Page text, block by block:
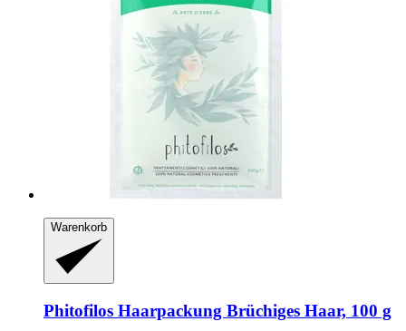
Warenkorb
Phitofilos Haarpackung Brüchiges Haar, 100 g